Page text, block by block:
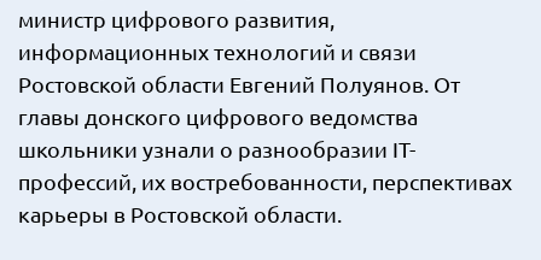
министр цифрового развития,
информационных технологий и связи
Ростовской области Евгений Полуянов. От
главы донского цифрового ведомства
школьники узнали о разнообразии IT-
профессий, их востребованности, перспективах
карьеры в Ростовской области.